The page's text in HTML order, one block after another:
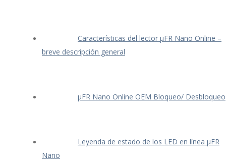
Características del lector μFR Nano Online –
breve descripción general
μFR Nano Online OEM Bloqueo/ Desbloqueo
Leyenda de estado de los LED en línea μFR
Nano